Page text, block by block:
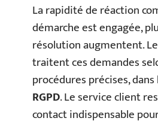
La rapidité de réaction
démarche est engagée,
résolution augmentent.
traitent ces demandes
procédures précises,
RGPD. Le service client
contact indispensable